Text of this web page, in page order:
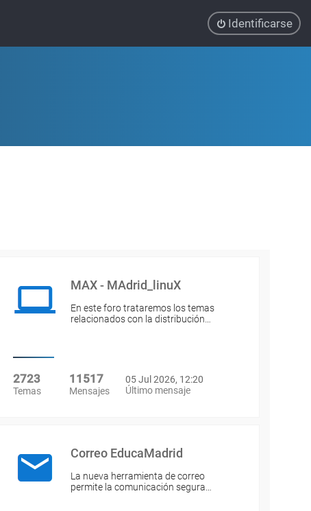
Identificarse
MAX - MAdrid_linuX
En este foro trataremos los temas
relacionados con la distribución…
2723
Temas
11517
Mensajes
05 Jul 2026, 12:20
Último mensaje
Correo EducaMadrid
La nueva herramienta de correo
permite la comunicación segura…